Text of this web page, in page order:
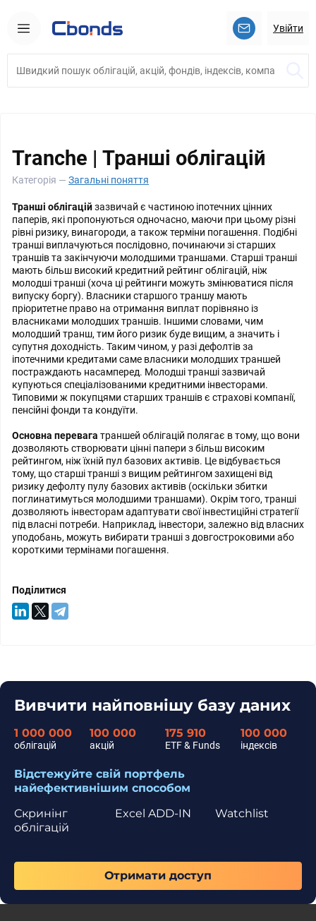
Увійти
Tranche | Транші облігацій
Категорія — Загальні поняття
Транші облігаційзазвичай є частиною іпотечних цінних
паперів, які пропонуються одночасно, маючи при цьому різні
рівні ризику, винагороди, а також терміни погашення. Подібні
транші виплачуються послідовно, починаючи зі старших
траншів та закінчуючи молодшими траншами. Старші транші
мають більш високий кредитний рейтинг облігацій, ніж
молодші транші (хоча ці рейтинги можуть змінюватися після
випуску боргу). Власники старшого траншу мають
пріоритетне право на отримання виплат порівняно із
власниками молодших траншів. Іншими словами, чим
молодший транш, тим його ризик буде вищим, а значить і
супутня доходність. Таким чином, у разі дефолтів за
іпотечними кредитами саме власники молодших траншей
постраждають насамперед. Молодші транші зазвичай
купуються спеціалізованими кредитними інвесторами.
Типовими ж покупцями старших траншів є страхові компанії,
пенсійні фонди та кондуїти.
Основна перевага траншей облігацій полягає в тому, що вони
дозволяють створювати цінні папери з більш високим
рейтингом, ніж їхній пул базових активів. Це відбувається
тому, що старші транші з вищим рейтингом захищені від
ризику дефолту пулу базових активів (оскільки збитки
поглинатимуться молодшими траншами). Окрім того, транші
дозволяють інвесторам адаптувати свої інвестиційні стратегії
під власні потреби. Наприклад, інвестори, залежно від власних
уподобань, можуть вибирати транші з довгостроковими або
короткими термінами погашення.
Поділитися
Вивчити найповнішу базу даних
1 000 000
облігацій
100 000
акцій
175 910
ETF & Funds
100 000
індексів
Відстежуйте свій портфель
найефективнішим способом
Скринінг
облігацій
Watchlist
Excel ADD-IN
Отримати доступ